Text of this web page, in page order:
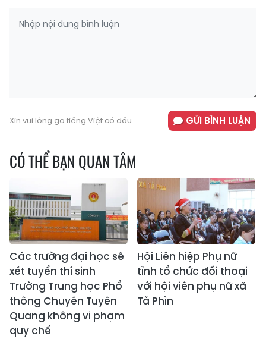
Xin vui lòng gõ tiếng Việt có dấu GỬI BÌNH LUẬN
CÓ THỂ BẠN QUAN TÂM
Các trường đại học sẽ
xét tuyển thí sinh
Trường Trung học Phổ
thông Chuyên Tuyên
Quang không vi phạm
quy chế
Hội Liên hiệp Phụ nữ
tỉnh tổ chức đối thoại
với hội viên phụ nữ xã
Tả Phìn